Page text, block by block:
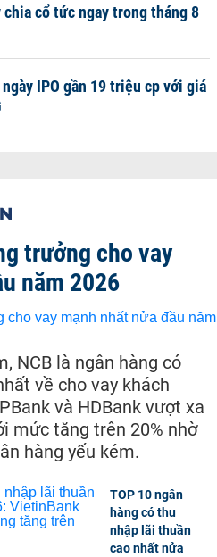
cổ tức ngay trong tháng 8
IPO gần 19 triệu cp với giá
trưởng cho vay
năm 2026
NCB là ngân hàng có
về cho vay khách
và HDBank vượt xa
mức tăng trên 20% nhờ
hàng yếu kém.
TOP 10 ngân
hàng có thu
nhập lãi thuần
cao nhất nửa